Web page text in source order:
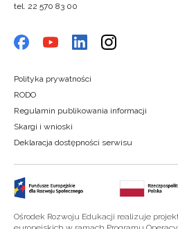
tel. 22 570 83 00
Polityka prywatności
RODO
Regulamin publikowania informacji
Skargi i wnioski
Deklaracja dostępności serwisu
Ośrodek Rozwoju Edukacji realizuje